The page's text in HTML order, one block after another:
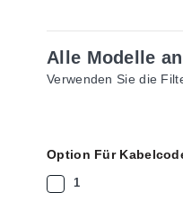
Alle Modelle
Verwenden Sie die
Option Für
1